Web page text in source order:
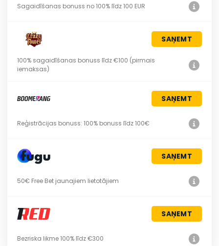
Sagaidīšanas bonuss no 100% līdz 100 EUR
SAŅEMT
100% sagaidīšanas bonuss līdz €100 (pirmais
iemaksas)
SAŅEMT
Reģistrācijas bonuss: 100% bonuss līdz 100€
SAŅEMT
50€ Free Bet jaunajiem lietotājiem
SAŅEMT
Bezriska likme 100% līdz €300